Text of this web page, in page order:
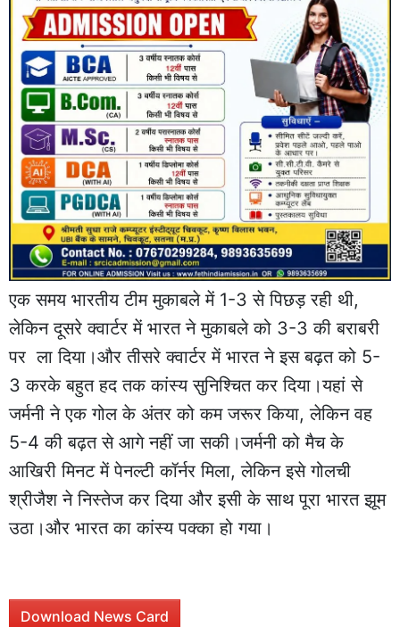
एक समय भारतीय टीम मुकाबले में 1-3 से पिछड़ रही थी,
लेकिन दूसरे क्वार्टर में भारत ने मुकाबले को 3-3 की बराबरी
पर ला दिया।और तीसरे क्वार्टर में भारत ने इस बढ़त को 5-
3 करके बहुत हद तक कांस्य सुनिश्चित कर दिया।यहां से
जर्मनी ने एक गोल के अंतर को कम जरूर किया, लेकिन वह
5-4 की बढ़त से आगे नहीं जा सकी।जर्मनी को मैच के
आखिरी मिनट में पेनल्टी कॉर्नर मिला, लेकिन इसे गोलची
श्रीजैश ने निस्तेज कर दिया और इसी के साथ पूरा भारत झूम
उठा।और भारत का कांस्य पक्का हो गया।
Download News Card